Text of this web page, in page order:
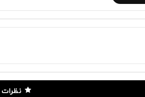
نظرات